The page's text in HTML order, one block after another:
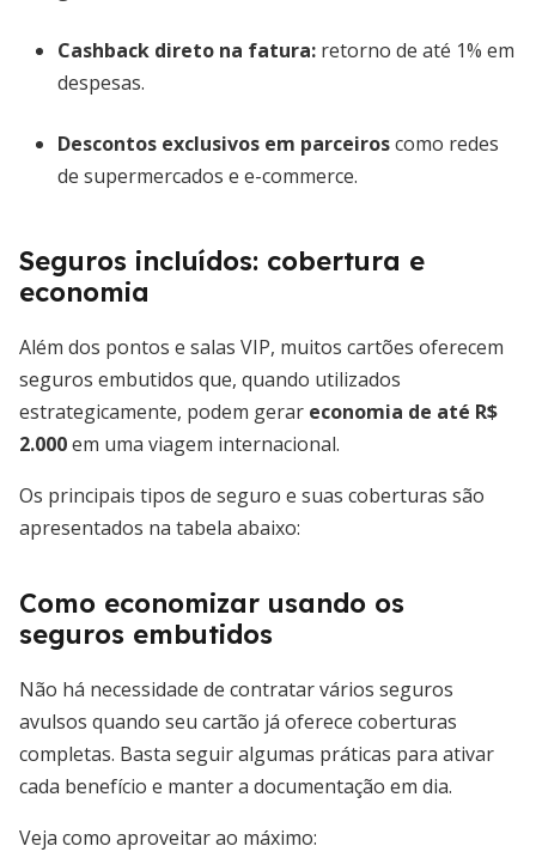
Cashback direto na fatura: retorno de até 1% em
despesas.
Descontos exclusivos em parceiroscomo redes
de supermercados e e-commerce.
Seguros incluídos: cobertura e
economia
Além dos pontos e salas VIP, muitos cartões oferecem
seguros embutidos que, quando utilizados
estrategicamente, podem gerar economia de até R$
2.000em uma viagem internacional.
Os principais tipos de seguro e suas coberturas são
apresentados na tabela abaixo:
Como economizar usando os
seguros embutidos
Não há necessidade de contratar vários seguros
avulsos quando seu cartão já oferece coberturas
completas. Basta seguir algumas práticas para ativar
cada benefício e manter a documentação em dia.
Veja como aproveitar ao máximo: